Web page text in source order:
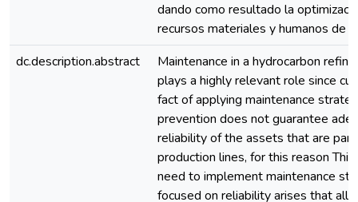
dando como resultado la
recursos materiales y humanos de
dc.description.abstract
Maintenance in a hydrocarbon
plays a highly relevant role since
fact of applying maintenance
prevention does not guarantee
reliability of the assets that are
production lines, for this reason
need to implement maintenance
focused on reliability arises that